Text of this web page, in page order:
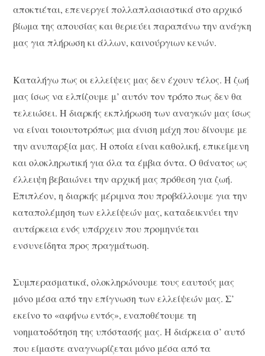
αποκτιέται, επενεργεί πολλαπλασιαστικά στο αρχικό
βίωμα της απουσίας και θεριεύει παραπάνω την ανάγκη
μας για πλήρωση κι άλλων, καινούργιων κενών.
Καταλήγω πως οι ελλείψεις μας δεν έχουν τέλος. Η ζωή
μας ίσως να ελπίζουμε μ’ αυτόν τον τρόπο πως δεν θα
τελειώσει. Η διαρκής εκπλήρωση των αναγκών μας ίσως
να είναι τοιουτοτρόπως μια άνιση μάχη που δίνουμε με
την ανυπαρξία μας. Η οποία είναι καθολική, επικείμενη
και ολοκληρωτική για όλα τα έμβια όντα. Ο θάνατος ως
έλλειψη βεβαιώνει την αρχική μας πρόθεση για ζωή.
Επιπλέον, η διαρκής μέριμνα που προβάλλουμε για την
καταπολέμηση των ελλείψεών μας, καταδεικνύει την
αυτάρκεια ενός υπάρχειν που προμηνύεται
ενσυνείδητα προς πραγμάτωση.
Συμπερασματικά, ολοκληρώνουμε τους εαυτούς μας
μόνο μέσα από την επίγνωση των ελλείψεών μας. Σ’
εκείνο το «αφήνω εντός», εναποθέτουμε τη
νοηματοδότηση της υπόστασής μας. Η διάρκεια σ’ αυτό
που είμαστε αναγνωρίζεται μόνο μέσα από τα